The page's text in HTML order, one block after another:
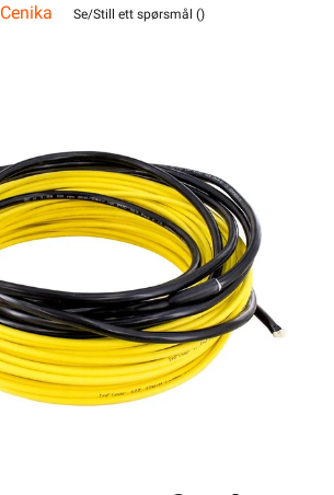
InFloor
Cenika Se/Still ett spørsmål ()